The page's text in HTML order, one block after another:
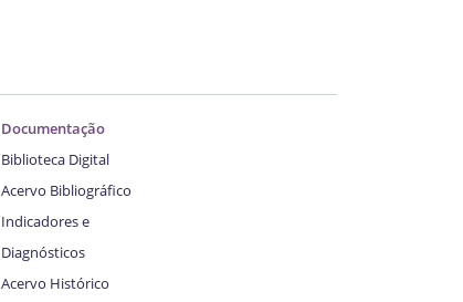
Documentação
Biblioteca Digital
Acervo Bibliográfico
Indicadores e
Diagnósticos
Acervo Histórico